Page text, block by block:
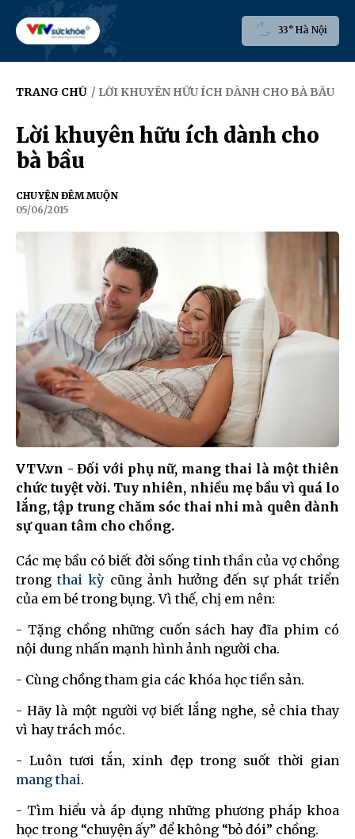
33° Hà Nội
TRANG CHỦ / LỜI KHUYÊN HỮU ÍCH DÀNH CHO BÀ BẦU
Lời khuyên hữu ích dành cho
bà bầu
CHUYỆN ĐÊM MUỘN
05/06/2015
VTV.vn - Đối với phụ nữ, mang thai là một thiên
chức tuyệt vời. Tuy nhiên, nhiều mẹ bầu vì quá lo
lắng, tập trung chăm sóc thai nhi mà quên dành
sự quan tâm cho chồng.
Các mẹ bầu có biết đời sống tinh thần của vợ chồng
trongthai kỳcũng ảnh hưởng đến sự phát triển
của em bé trong bụng. Vì thế, chị em nên:
- Tặng chồng những cuốn sách hay đĩa phim có
nội dung nhấn mạnh hình ảnh người cha.
- Cùng chồng tham gia các khóa học tiền sản.
- Hãy là một người vợ biết lắng nghe, sẻ chia thay
vì hay trách móc.
- Luôn tươi tắn, xinh đẹp trong suốt thời gian
mang thai.
- Tìm hiểu và áp dụng những phương pháp khoa
học trong “chuyện ấy” để không “bỏ đói” chồng.